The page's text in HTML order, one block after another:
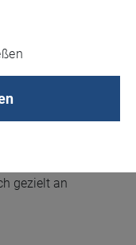
& Exoten –
gezielt an